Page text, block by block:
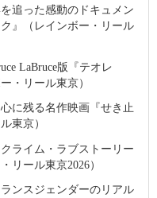
追った感動のドキュメン
』（レインボー・リール
LaBruce版『テオレ
・リール東京）
に残る名作映画『せき止
東京）
ライム・ラブストーリー
リール東京2026）
ンスジェンダーのリアル